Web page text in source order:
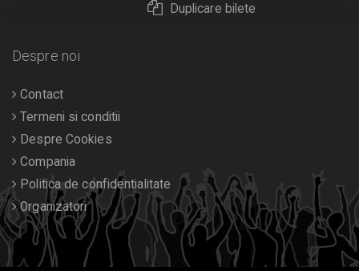
Duplicare bilete
Despre noi
Contact
Termeni si conditii
Despre Cookies
Compania
Politica de confidentialitate
Organizatori